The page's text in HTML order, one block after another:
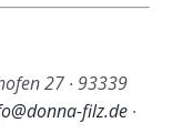
27 ∙ 93339
filz.de∙